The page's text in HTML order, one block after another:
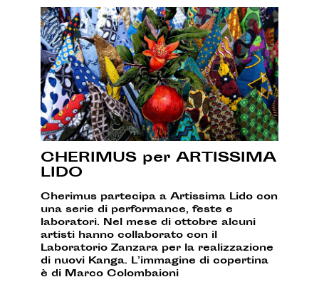
CHERIMUS per ARTISSIMA
LIDO
Cherimus partecipa a Artissima Lido con
una serie di performance, feste e
laboratori. Nel mese di ottobre alcuni
artisti hanno collaborato con il
Laboratorio Zanzara per la realizzazione
di nuovi Kanga. L’immagine di copertina
è di Marco Colombaioni